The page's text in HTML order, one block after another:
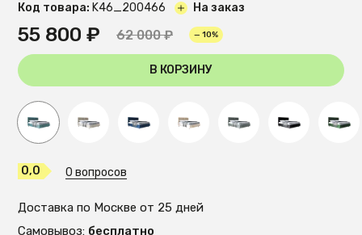
Код товара: K46_200466 На заказ
55 800 ₽ 62 000 ₽ — 10%
В КОРЗИНУ
0,0 0 вопросов
Доставка по Москве от 25 дней
Самовывоз: бесплатно